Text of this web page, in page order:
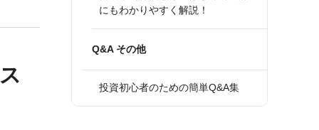
にもわかりやすく解説！
Q&A その他
投資初心者のための簡単Q&A集